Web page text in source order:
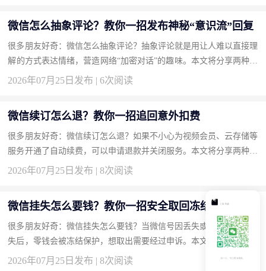
微信怎么抽象评论？教你一招发布神秘“意识流”回复
很多朋友好奇：微信怎么抽象评论？抽象评论就是用让人难以直接理
解的方式表达情绪，营造网络“加密对话”的趣味。本文将分享两种方
法，帮你成为评论区的气氛组大神。 方法一：使用火星文和倒装
2026年07月25日发布 | 6次阅读
微信续订怎么退？教你一招追回意外扣费
很多朋友好奇：微信续订怎么退？如果不小心为视频会员、云存储等
服务开通了自动续费，可以申请退款并关闭服务。本文将分享两种方
法，帮你追回多扣的钱。 方法一：在微信支付扣费记录中投诉并
2026年07月25日发布 | 8次阅读
微信挂失怎么要钱？教你一招安全取回冻结零钱
很多朋友好奇：微信挂失怎么要钱？当微信号因丢失或安全原因被挂
失后，零钱会被冻结保护，想取出需要经过申诉。本文将分享两种方
法，帮你安全转移资金。 方法一：通过微信申诉解冻账号并提现
2026年07月25日发布 | 8次阅读